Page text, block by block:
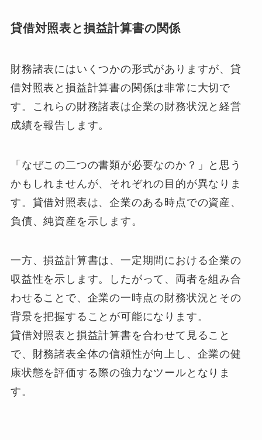
貸借対照表と損益計算書の関係
財務諸表にはいくつかの形式がありますが、貸
借対照表と損益計算書の関係は非常に大切で
す。これらの財務諸表は企業の財務状況と経営
成績を報告します。
「なぜこの二つの書類が必要なのか？」と思う
かもしれませんが、それぞれの目的が異なりま
す。貸借対照表は、企業のある時点での資産、
負債、純資産を示します。
一方、損益計算書は、一定期間における企業の
収益性を示します。したがって、両者を組み合
わせることで、企業の一時点の財務状況とその
背景を把握することが可能になります。
貸借対照表と損益計算書を合わせて見ること
で、財務諸表全体の信頼性が向上し、企業の健
康状態を評価する際の強力なツールとなりま
す。